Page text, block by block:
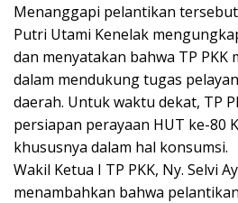
Menanggapi pelantikan
Putri Utami Kenelak
dan menyatakan bahwa TP
dalam mendukung tugas
daerah. Untuk waktu dekat, TP
persiapan perayaan HUT ke-80
khususnya dalam hal konsumsi.
Wakil Ketua I TP PKK, Ny. Selvi
menambahkan bahwa